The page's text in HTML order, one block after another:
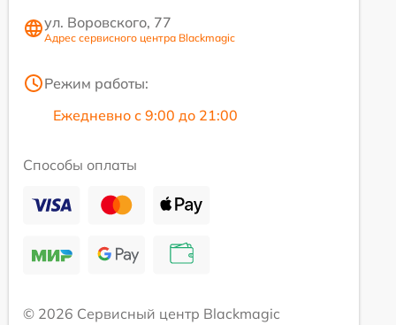
ул. Воровского, 77
Адрес сервисного центра Blackmagic
Режим работы:
Ежедневно с 9:00 до 21:00
Способы оплаты
© 2026 Сервисный центр Blackmagic